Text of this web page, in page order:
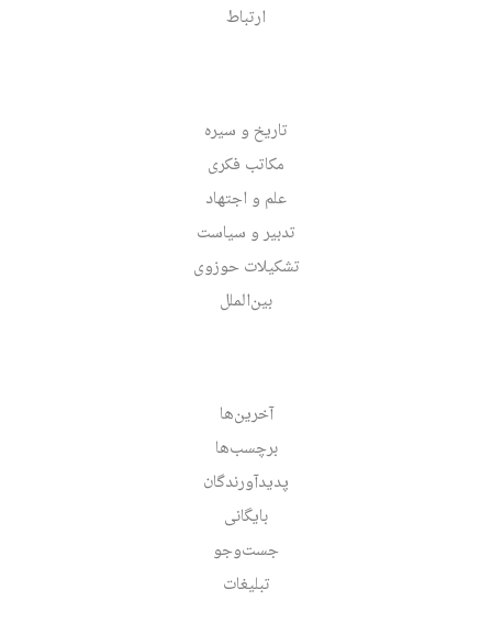
ارتباط
تاریخ و سیره
مکاتب فکری
علم و اجتهاد
تدبیر و سیاست
تشکیلات حوزوی
بین‌الملل
آخرین‌ها
برچسب‌ها
پدیدآورندگان
بایگانی
جست‌وجو
تبلیغات